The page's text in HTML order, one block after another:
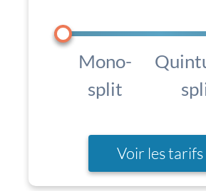
Mono-
split
Voir les tarifs